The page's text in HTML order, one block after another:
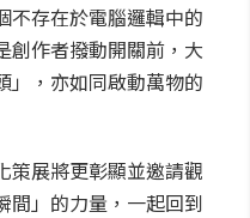
不存在於電腦邏輯中的
創作者撥動開關前，大
」，亦如同啟動萬物的
策展將更彰顯並邀請觀
間」的力量，一起回到